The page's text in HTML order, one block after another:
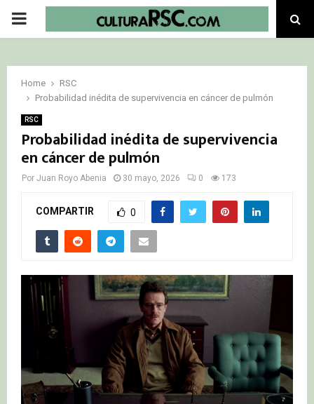
PRIMARY
Home
RSC
Probabilidad inédita de supervivencia en cáncer de pulmón
RSC
Probabilidad inédita de supervivencia
en cáncer de pulmón
Por Juan Royo Abenia 30 mayo, 2026 0 173
COMPARTIR 0